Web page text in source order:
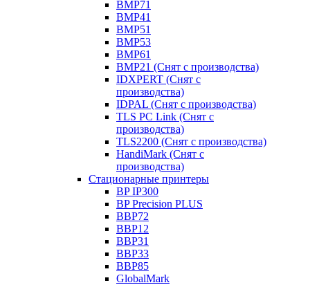
BMP71
BMP41
BMP51
BMP53
BMP61
BMP21 (Снят с производства)
IDXPERT (Снят с
производства)
IDPAL (Снят с производства)
TLS PC Link (Снят с
производства)
TLS2200 (Снят с производства)
HandiMark (Снят с
производства)
Стационарные принтеры
BP IP300
BP Precision PLUS
BBP72
BBP12
BBP31
BBP33
BBP85
GlobalMark